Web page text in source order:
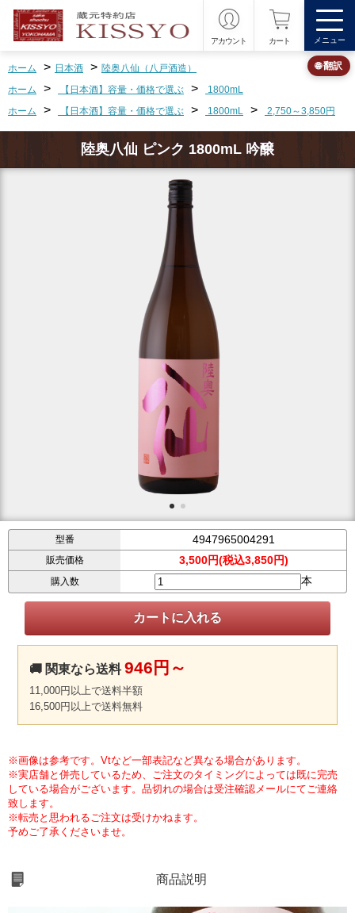
アカウント カート メニュー
ホーム > 日本酒 > 陸奥八仙（八戸酒造）
ホーム
> 【日本酒】容量・価格で選ぶ >
1800mL
ホーム
> 【日本酒】容量・価格で選ぶ > 1800mL > 2,750～3,850円
陸奥八仙 ピンク 1800mL 吟醸
型番 4947965004291
販売価格 3,500円(税込3,850円)
購入数 本
🚚 関東なら送料946円～
11,000円以上で送料半額
16,500円以上で送料無料
※画像は参考です。Vtなど一部表記など異なる場合があります。
※実店舗と併売しているため、ご注文のタイミングによっては既に完売
している場合がございます。品切れの場合は受注確認メールにてご連絡
致します。
※転売と思われるご注文は受けかねます。
予めご了承くださいませ。
商品説明
🌐 翻訳